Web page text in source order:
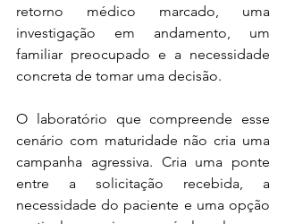
retorno médico marcado, uma
investigação em andamento, um
familiar preocupado e a necessidade
concreta de tomar uma decisão.
O laboratório que compreende esse
cenário com maturidade não cria uma
campanha agressiva. Cria uma ponte
entre a solicitação recebida, a
necessidade do paciente e uma opção